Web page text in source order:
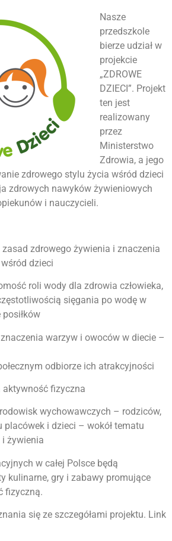
Nasze
przedszkole
bierze udział w
projekcie
„ZDROWE
DZIECI”. Projekt
ten jest
realizowany
przez
Ministerstwo
Zdrowia, a jego
zdrowego stylu życia wśród dzieci
zdrowych nawyków żywieniowych
i nauczycieli.
zdrowego żywienia i znaczenia
dzieci
roli wody dla zdrowia człowieka,
sięgania po wodę w
warzyw i owoców w diecie –
odbiorze ich atrakcyjności
fizyczna
wychowawczych – rodziców,
placówek i dzieci – wokół tematu
żywienia
w całej Polsce będą
kulinarne, gry i zabawy promujące
fizyczną.
się ze szczegółami projektu. Link